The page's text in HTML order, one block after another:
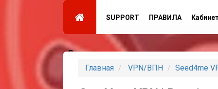
SUPPORT ПРАВИЛА
Партнеры
Главная VPN/ВПН Seed4me